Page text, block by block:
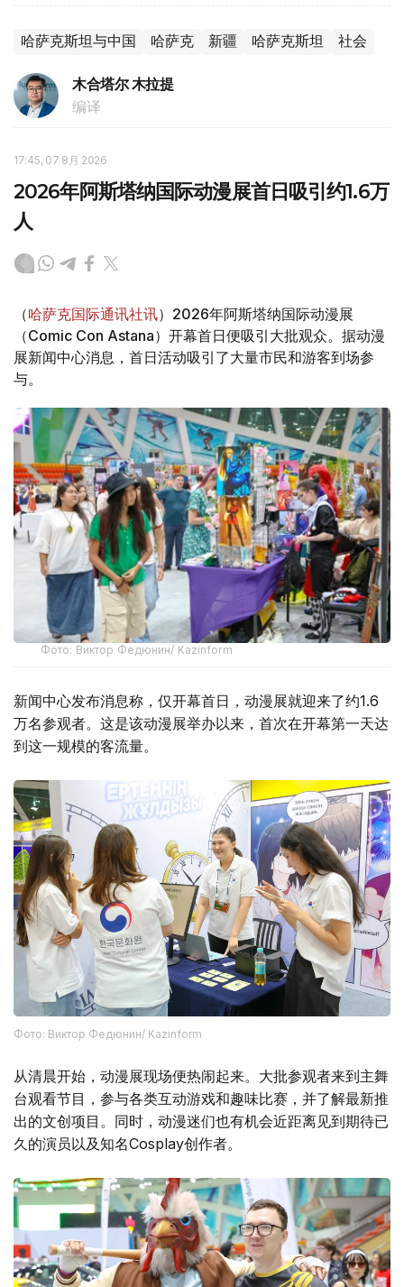
哈萨克斯坦与中国 哈萨克 新疆 哈萨克斯坦 社会
木合塔尔 木拉提
编译
17:45, 07 8月 2026
2026年阿斯塔纳国际动漫展首日吸引约1.6万
人
（哈萨克国际通讯社讯）2026年阿斯塔纳国际动漫展
（Comic Con Astana）开幕首日便吸引大批观众。据动漫
展新闻中心消息，首日活动吸引了大量市民和游客到场参
与。
Фото: Виктор Федюнин/ Kazinform
新闻中心发布消息称，仅开幕首日，动漫展就迎来了约1.6
万名参观者。这是该动漫展举办以来，首次在开幕第一天达
到这一规模的客流量。
Фото: Виктор Федюнин/ Kazinform
从清晨开始，动漫展现场便热闹起来。大批参观者来到主舞
台观看节目，参与各类互动游戏和趣味比赛，并了解最新推
出的文创项目。同时，动漫迷们也有机会近距离见到期待已
久的演员以及知名Cosplay创作者。